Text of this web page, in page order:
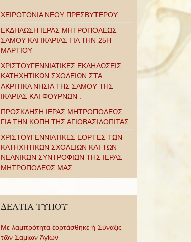
ΧΕΙΡΟΤΟΝΙΑ ΝΕΟΥ ΠΡΕΣΒΥΤΕΡΟΥ
ΕΚΔΗΛΩΣΗ ΙΕΡΑΣ ΜΗΤΡΟΠΟΛΕΩΣ
ΣΑΜΟΥ ΚΑΙ ΙΚΑΡΙΑΣ ΓΙΑ ΤΗΝ 25Η
ΜΑΡΤΙΟΥ
ΧΡΙΣΤΟΥΓΕΝΝΙΑΤΙΚΕΣ ΕΚΔΗΛΩΣΕΙΣ
ΚΑΤΗΧΗΤΙΚΩΝ ΣΧΟΛΕΙΩΝ ΣΤΑ
ΑΚΡΙΤΙΚΑ ΝΗΣΙΑ ΤΗΣ ΣΑΜΟΥ ΤΗΣ
ΙΚΑΡΙΑΣ ΚΑΙ ΦΟΥΡΝΩΝ .
ΠΡΟΣΚΛΗΣΗ ΙΕΡΑΣ ΜΗΤΡΟΠΟΛΕΩΣ
ΓΙΑ ΤΗΝ ΚΟΠΗ ΤΗΣ ΑΓΙΟΒΑΣΙΛΟΠΙΤΑΣ
ΧΡΙΣΤΟΥΓΕΝΝΙΑΤΙΚΕΣ ΕΟΡΤΕΣ ΤΩΝ
ΚΑΤΗΧΗΤΙΚΩΝ ΣΧΟΛΕΙΩΝ ΚΑΙ ΤΩΝ
ΝΕΑΝΙΚΩΝ ΣΥΝΤΡΟΦΙΩΝ ΤΗΣ ΙΕΡΑΣ
ΜΗΤΡΟΠΟΛΕΩΣ ΜΑΣ.
ΔΕΛΤΙΑ ΤΥΠΟΥ
Με λαμπρότητα ἑορτάσθηκε ἡ Σύναξις
τῶν Σαμίων Ἁγίων